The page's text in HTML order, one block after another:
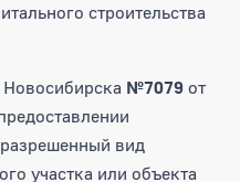
строительства
№7079 от
вид
участка или объекта